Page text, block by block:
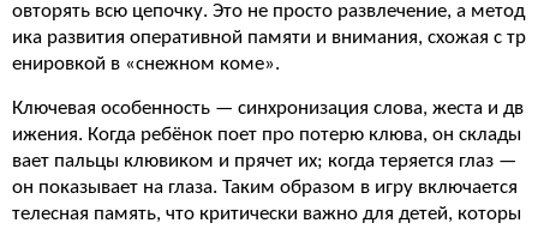
овторять всю цепочку. Это не просто развлечение, а метод
ика развития оперативной памяти и внимания, схожая с тр
енировкой в «снежном коме».
Ключевая особенность — синхронизация слова, жеста и дв
ижения. Когда ребёнок поет про потерю клюва, он склады
вает пальцы клювиком и прячет их; когда теряется глаз —
он показывает на глаза. Таким образом в игру включается
телесная память, что критически важно для детей, которы